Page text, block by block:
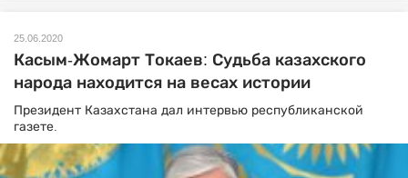
25.06.2020
Касым-Жомарт Токаев: Судьба казахского
народа находится на весах истории
Президент Казахстана дал интервью республиканской
газете.